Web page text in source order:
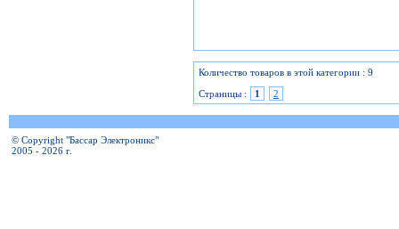
Количество товаров в этой категории : 9
Страницы :
1 2
© Copyright "Бассар Электроникс"
2005 - 2026 г.